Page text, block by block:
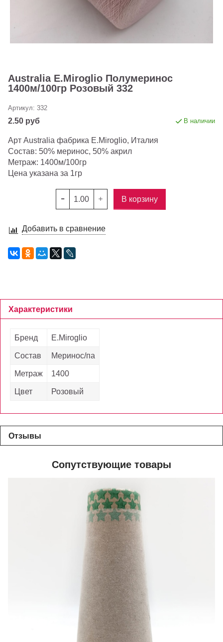
Australia E.Miroglio Полумеринос
1400м/100гр Розовый 332
Артикул: 332
2.50 руб В наличии
Арт Australia фабрика E.Miroglio, Италия
Состав: 50% меринос, 50% акрил
Метраж: 1400м/100гр
Цена указана за 1гр
В корзину
Добавить в сравнение
Характеристики
Бренд E.Miroglio
Состав Меринос/па
Метраж 1400
Цвет Розовый
Отзывы
Сопутствующие товары